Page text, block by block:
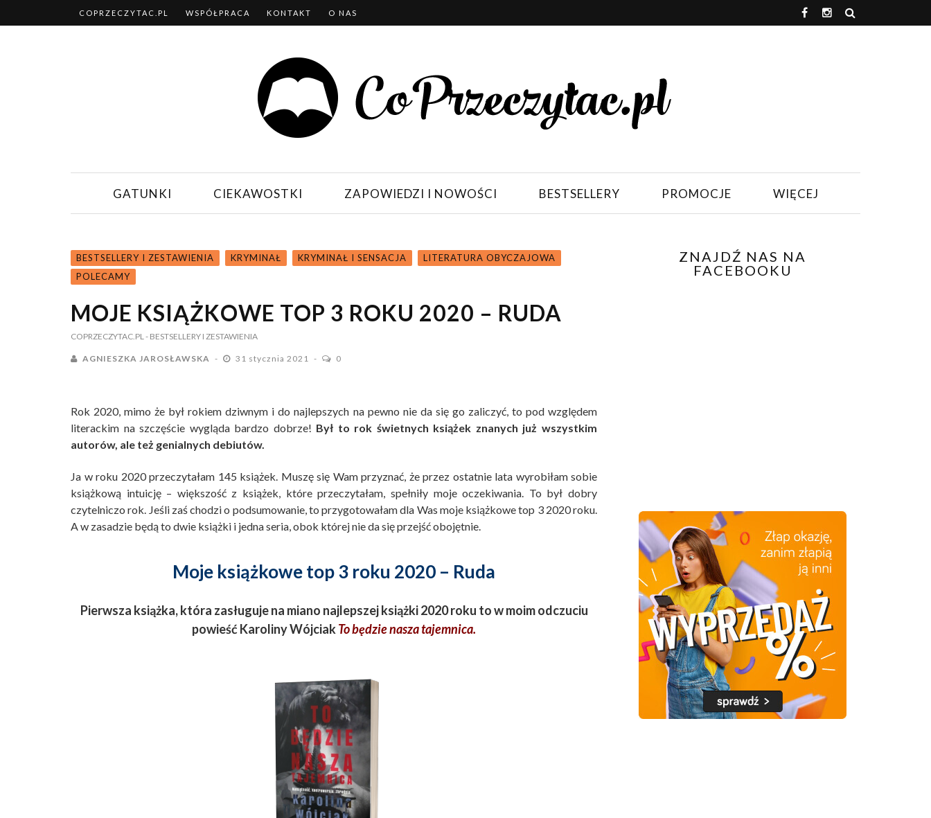
COPRZECZYTAC.PL WSPÓŁPRACA KONTAKT O NAS
GATUNKI CIEKAWOSTKI ZAPOWIEDZI I NOWOŚCI BESTSELLERY PROMOCJE WIĘCEJ
BESTSELLERY I ZESTAWIENIA KRYMINAŁ KRYMINAŁ I SENSACJA
LITERATURA OBYCZAJOWA
POLECAMY
MOJE KSIĄŻKOWE TOP 3 ROKU 2020 – RUDA
COPRZECZYTAC.PL- BESTSELLERY I ZESTAWIENIA
AGNIESZKA JAROSŁAWSKA 31 stycznia 2021 0
Rok 2020, mimo że był rokiem dziwnym i do najlepszych na pewno nie da się go zaliczyć, to pod względem
literackim na szczęście wygląda bardzo dobrze! Był to rok świetnych książek znanych już wszystkim
autorów, ale też genialnych debiutów.
Ja w roku 2020 przeczytałam 145 książek. Muszę się Wam przyznać, że przez ostatnie lata wyrobiłam sobie
książkową intuicję – większość z książek, które przeczytałam, spełniły moje oczekiwania. To był dobry
czytelniczo rok. Jeśli zaś chodzi o podsumowanie, to przygotowałam dla Was moje książkowe top 3 2020 roku.
A w zasadzie będą to dwie książki i jedna seria, obok której nie da się przejść obojętnie.
Moje książkowe top 3 roku 2020 – Ruda
Pierwsza książka, która zasługuje na miano najlepszej książki 2020 roku to w moim odczuciu
powieść Karoliny WójciakTo będzie nasza tajemnica.
ZNAJDŹ NAS NA
FACEBOOKU